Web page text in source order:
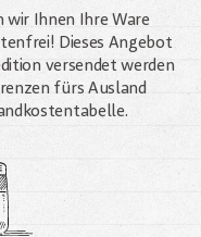
wir Ihnen Ihre Ware
Dieses Angebot
versendet werden
fürs Ausland